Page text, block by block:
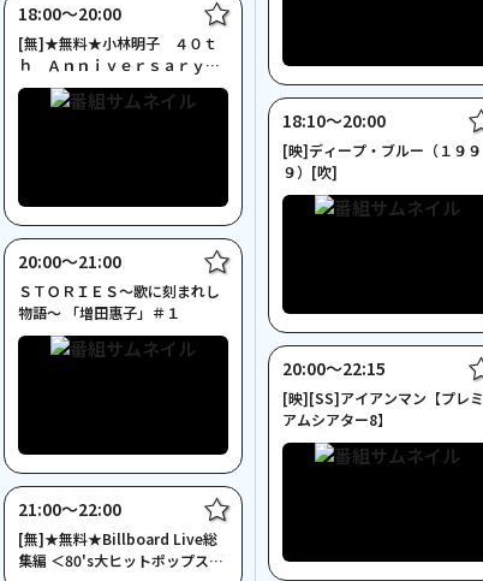
18:00〜20:00
[無]★無料★小林明子 ４０ｔ
ｈ Ａｎｎｉｖｅｒｓａｒｙ
Ｌｉｖｅ
20:00〜21:00
ＳＴＯＲＩＥＳ～歌に刻まれし
物語～ 「増田惠子」＃１
21:00〜22:00
[無]★無料★Billboard Live総
集編 ＜80's大ヒットポップス女
18:10〜20:00
[映]ディープ・ブルー（１９９
９）[吹]
20:00〜22:15
[映][SS]アイアンマン【プレミ
アムシアター8】